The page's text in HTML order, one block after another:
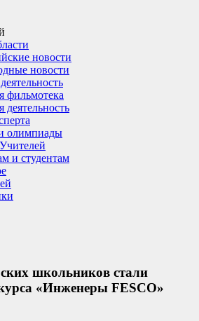
новости
новости
фильмотека
деятельность
олимпиады
и студентам
школьников стали
«Инженеры FESCO»